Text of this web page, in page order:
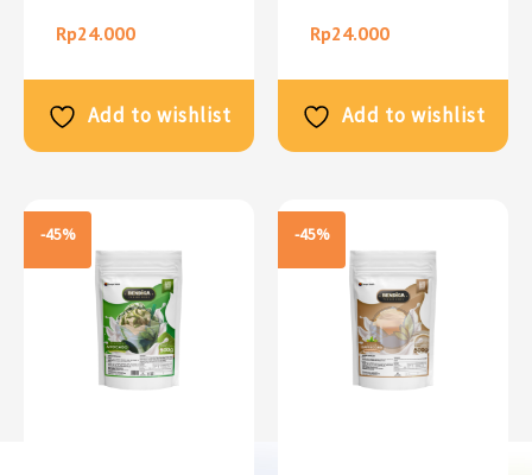
Rp24.000
Add to wishlist
Rp24.000
Add to wishlist
-45% -45%